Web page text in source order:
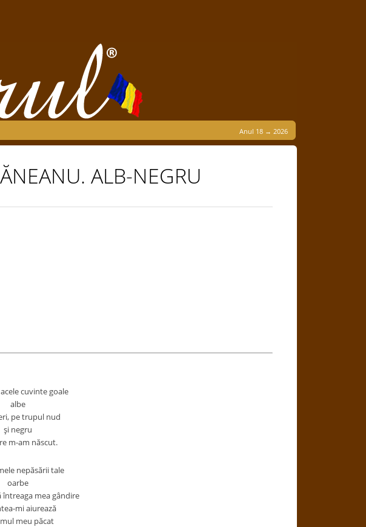
Anul 18 → 2026
ALB-NEGRU
cuvinte goale
albe
pe trupul nud
şi negru
m-am născut.
nepăsării tale
oarbe
mea gândire
mi aiurează
meu păcat